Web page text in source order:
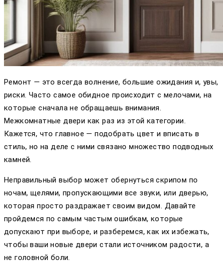
Ремонт — это всегда волнение, большие ожидания и, увы,
риски. Часто самое обидное происходит с мелочами, на
которые сначала не обращаешь внимания.
Межкомнатные двери как раз из этой категории.
Кажется, что главное — подобрать цвет и вписать в
стиль, но на деле с ними связано множество подводных
камней.
Неправильный выбор может обернуться скрипом по
ночам, щелями, пропускающими все звуки, или дверью,
которая просто раздражает своим видом. Давайте
пройдемся по самым частым ошибкам, которые
допускают при выборе, и разберемся, как их избежать,
чтобы ваши новые двери стали источником радости, а
не головной боли.